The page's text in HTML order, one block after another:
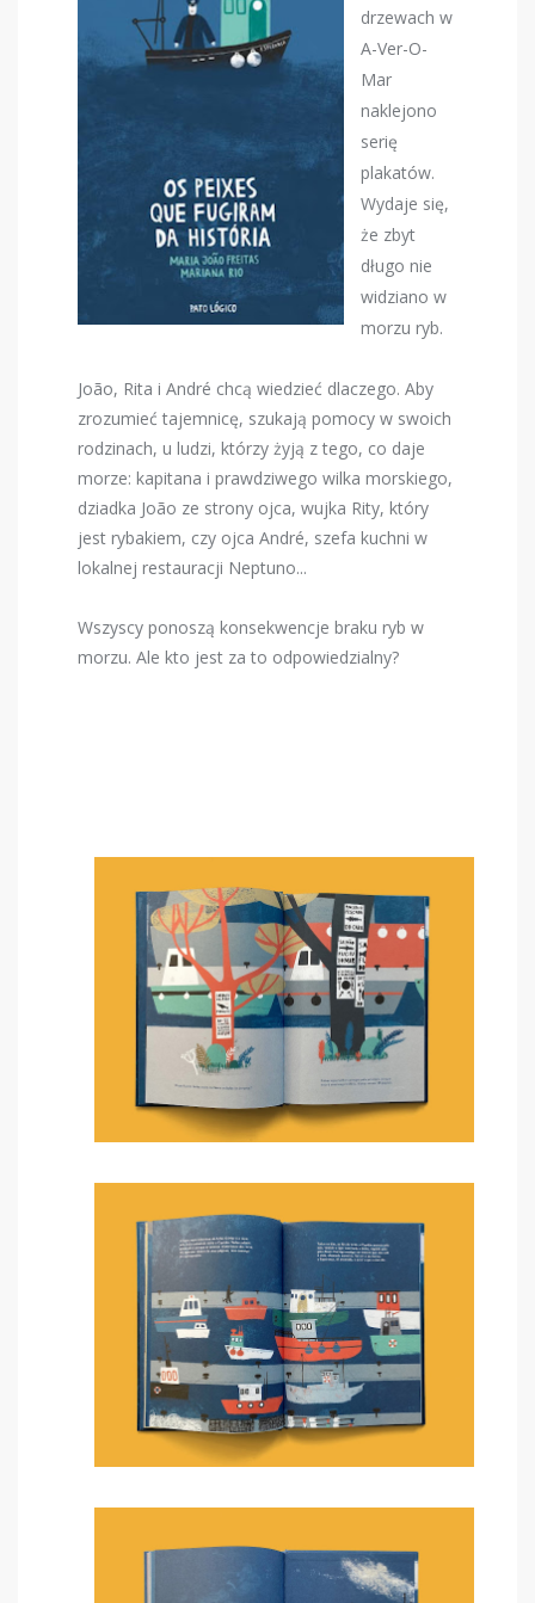
drzewach w
A-Ver-O-
Mar
naklejono
serię
plakatów.
Wydaje się,
że zbyt
długo nie
widziano w
morzu ryb.
João, Rita i André chcą wiedzieć dlaczego. Aby
zrozumieć tajemnicę, szukają pomocy w swoich
rodzinach, u ludzi, którzy żyją z tego, co daje
morze: kapitana i prawdziwego wilka morskiego,
dziadka João ze strony ojca, wujka Rity, który
jest rybakiem, czy ojca André, szefa kuchni w
lokalnej restauracji Neptuno...
Wszyscy ponoszą konsekwencje braku ryb w
morzu. Ale kto jest za to odpowiedzialny?